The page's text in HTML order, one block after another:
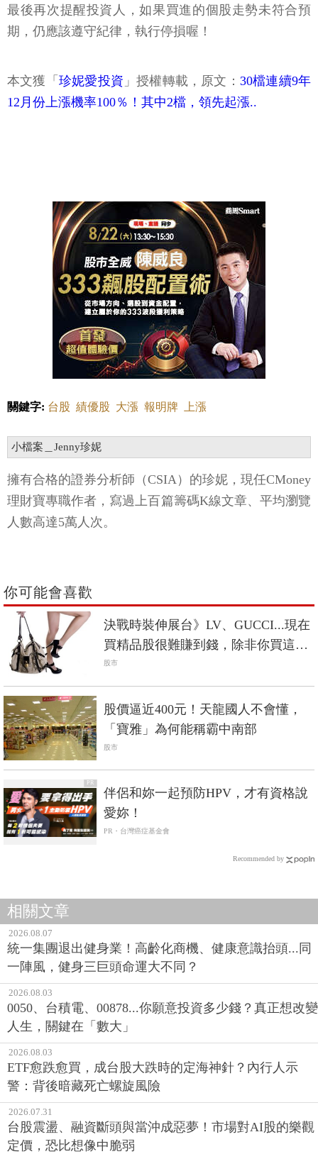
最後再次提醒投資人，如果買進的個股走勢未符合預
期，仍應該遵守紀律，執行停損喔！
本文獲「 珍妮愛投資 」授權轉載，原文： 30檔連續9年
12月份上漲機率100％！其中2檔，領先起漲..
關鍵字: 台股 績優股 大漲 報明牌 上漲
小檔案＿Jenny珍妮
擁有合格的證券分析師（CSIA）的珍妮，現任CMoney
理財寶專職作者，寫過上百篇籌碼K線文章、平均瀏覽
人數高達5萬人次。
你可能會喜歡
決戰時裝伸展台》LV、GUCCI...現在
買精品股很難賺到錢，除非你買這一
家
股市
股價逼近400元！天龍國人不會懂，
「寶雅」為何能稱霸中南部
股市
PR
伴侶和妳一起預防HPV，才有資格說
愛妳！
PR・台灣癌症基金會
Recommended by
相關文章
2026.08.07
統一集團退出健身業！高齡化商機、健康意識抬頭...同
一陣風，健身三巨頭命運大不同？
2026.08.03
0050、台積電、00878...你願意投資多少錢？真正想改變
人生，關鍵在「數大」
2026.08.03
ETF愈跌愈買，成台股大跌時的定海神針？內行人示
警：背後暗藏死亡螺旋風險
2026.07.31
台股震盪、融資斷頭與當沖成惡夢！市場對AI股的樂觀
定價，恐比想像中脆弱